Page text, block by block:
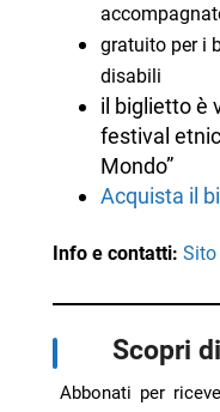
gratuito per i
disabili
il biglietto è
festival
Mondo”
Acquista il
Info e contatti:
Scopri
Abbonati per